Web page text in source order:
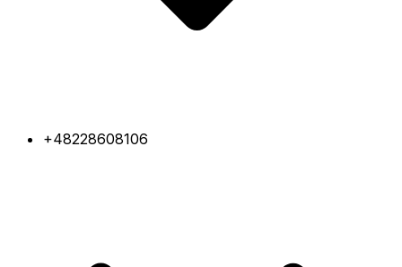
+48228608106